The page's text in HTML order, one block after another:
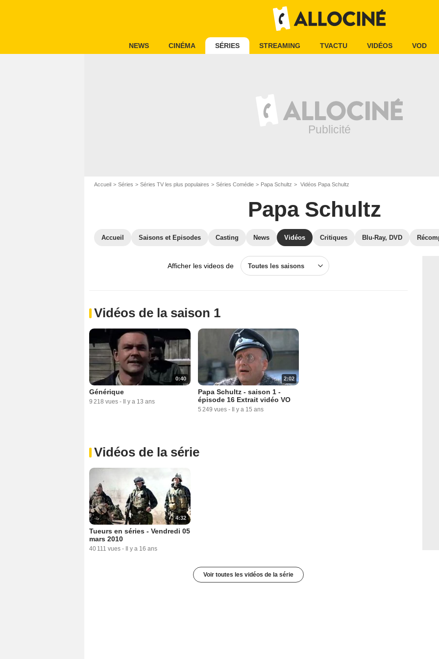
NEWS CINÉMA SÉRIES STREAMING TVACTU VIDÉOS VOD
Accueil Séries Séries TV les plus populaires Séries Comédie Papa Schultz Vidéos Papa Schultz
Papa Schultz
Accueil Saisons et Episodes Casting News Vidéos Critiques Blu-Ray, DVD
Afficher les videos de Toutes les saisons
Vidéos de la saison 1
0:40
Générique
9 218 vues - Il y a 13 ans
2:02
Papa Schultz - saison 1 -
épisode 16 Extrait vidéo VO
5 249 vues - Il y a 15 ans
Vidéos de la série
4:32
Tueurs en séries - Vendredi 05
mars 2010
40 111 vues - Il y a 16 ans
Voir toutes les vidéos de la série